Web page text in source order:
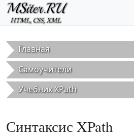
Перейти к основному содержанию
Главная
Самоучители
Учебник XPath
Синтаксис XPath